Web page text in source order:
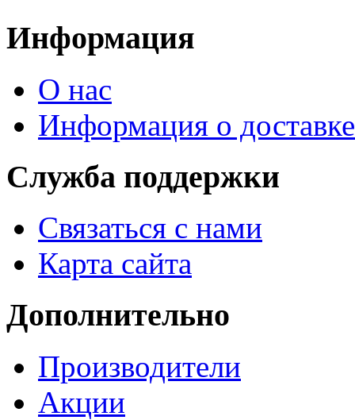
Информация
О нас
Информация о доставке
Служба поддержки
Связаться с нами
Карта сайта
Дополнительно
Производители
Акции